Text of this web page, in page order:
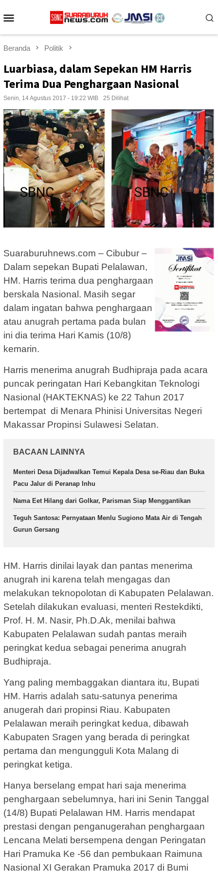
ke
Beranda Politik
Luarbiasa, dalam Sepekan HM Harris
Terima Dua Penghargaan Nasional
Senin, 14 Agustus 2017 - 19:22 WIB 25 Dilihat
Suaraburuhnews.com – Cibubur –
Dalam sepekan Bupati Pelalawan,
HM. Harris terima dua penghargaan
berskala Nasional. Masih segar
dalam ingatan bahwa penghargaan
atau anugrah pertama pada bulan
ini dia terima Hari Kamis (10/8)
kemarin.
Harris menerima anugrah Budhipraja pada acara
puncak peringatan Hari Kebangkitan Teknologi
Nasional (HAKTEKNAS) ke 22 Tahun 2017
bertempat di Menara Phinisi Universitas Negeri
Makassar Propinsi Sulawesi Selatan.
BACAAN LAINNYA
Menteri Desa Dijadwalkan Temui Kepala Desa se-Riau dan Buka
Pacu Jalur di Peranap Inhu
Nama Eet Hilang dari Golkar, Parisman Siap Menggantikan
Teguh Santosa: Pernyataan Menlu Sugiono Mata Air di Tengah
Gurun Gersang
HM. Harris dinilai layak dan pantas menerima
anugrah ini karena telah mengagas dan
melakukan teknopolotan di Kabupaten Pelalawan.
Setelah dilakukan evaluasi, menteri Restekdikti,
Prof. H. M. Nasir, Ph.D.Ak, menilai bahwa
Kabupaten Pelalawan sudah pantas meraih
peringkat kedua sebagai penerima anugrah
Budhipraja.
Yang paling membaggakan diantara itu, Bupati
HM. Harris adalah satu-satunya penerima
anugerah dari propinsi Riau. Kabupaten
Pelalawan meraih peringkat kedua, dibawah
Kabupaten Sragen yang berada di peringkat
pertama dan mengungguli Kota Malang di
peringkat ketiga.
Hanya berselang empat hari saja menerima
penghargaan sebelumnya, hari ini Senin Tanggal
(14/8) Bupati Pelalawan HM. Harris mendapat
prestasi dengan penganugerahan penghargaan
Lencana Melati bersempena dengan Peringatan
Hari Pramuka Ke -56 dan pembukaan Raimuna
Nasional XI Gerakan Pramuka 2017 di Bumi